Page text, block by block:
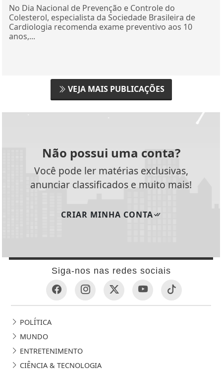
No Dia Nacional de Prevenção e Controle do
Colesterol, especialista da Sociedade Brasileira de
Cardiologia recomenda exame preventivo aos 10
anos,...
VEJA MAIS PUBLICAÇÕES
Não possui uma conta?
Você pode ler matérias exclusivas,
anunciar classificados e muito mais!
CRIAR MINHA CONTA
Siga-nos nas redes sociais
POLÍTICA
MUNDO
ENTRETENIMENTO
CIÊNCIA & TECNOLOGIA